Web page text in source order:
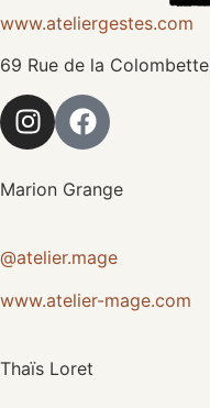
www.ateliergestes.com
69 Rue de la
Marion Grange
@atelier.mage
www.atelier-mage.com
Thaïs Loret